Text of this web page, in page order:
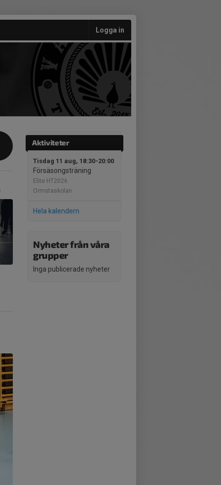
Logga in
Aktiviteter
Tisdag 11 aug, 18:30-20:00
Försäsongsträning
Elite HT2026
Ormstaskolan
Hela kalendern
Nyheter från våra
grupper
Inga publicerade nyheter